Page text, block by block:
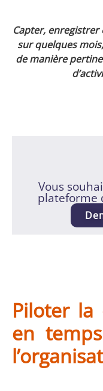
Capter,
sur quelques
de manière
Vous
plateforme
Piloter la
en